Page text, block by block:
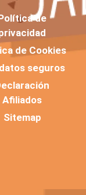
de
de Cookies
seguros
Afiliados
Sitemap